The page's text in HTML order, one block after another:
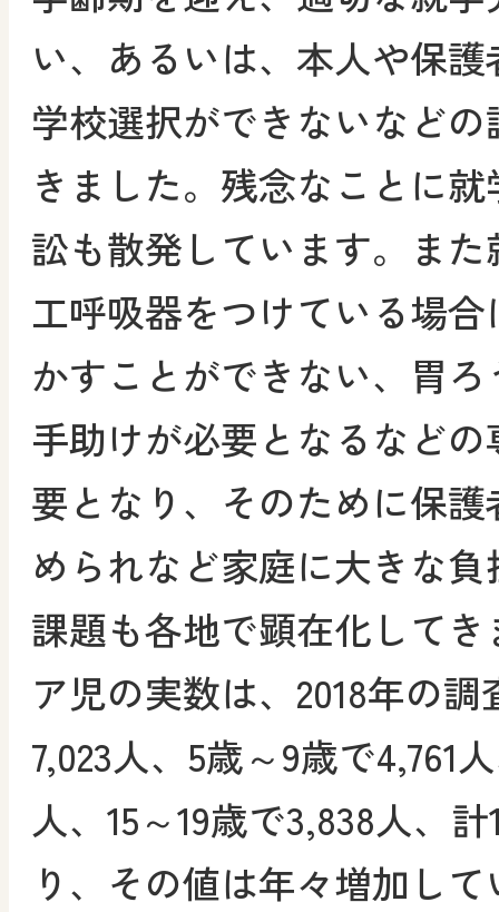
い、あるいは、本人や保
学校選択ができないなど
きました。残念なことに
訟も散発しています。ま
工呼吸器をつけている場
かすことができない、胃
手助けが必要となるなど
要となり、そのために保
められなど家庭に大きな
課題も各地で顕在化して
ア児の実数は、2018年の
7,023人、5歳～9歳で4,761
人、15～19歳で3,838人、
り、その値は年々増加し